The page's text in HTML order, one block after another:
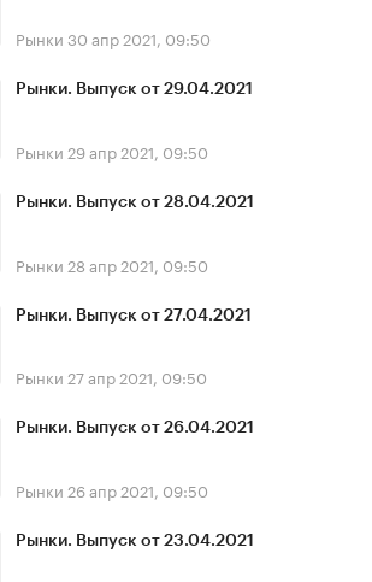
Рынки 30 апр 2021, 09:50
Рынки. Выпуск от 29.04.2021
Рынки 29 апр 2021, 09:50
Рынки. Выпуск от 28.04.2021
Рынки 28 апр 2021, 09:50
Рынки. Выпуск от 27.04.2021
Рынки 27 апр 2021, 09:50
Рынки. Выпуск от 26.04.2021
Рынки 26 апр 2021, 09:50
Рынки. Выпуск от 23.04.2021